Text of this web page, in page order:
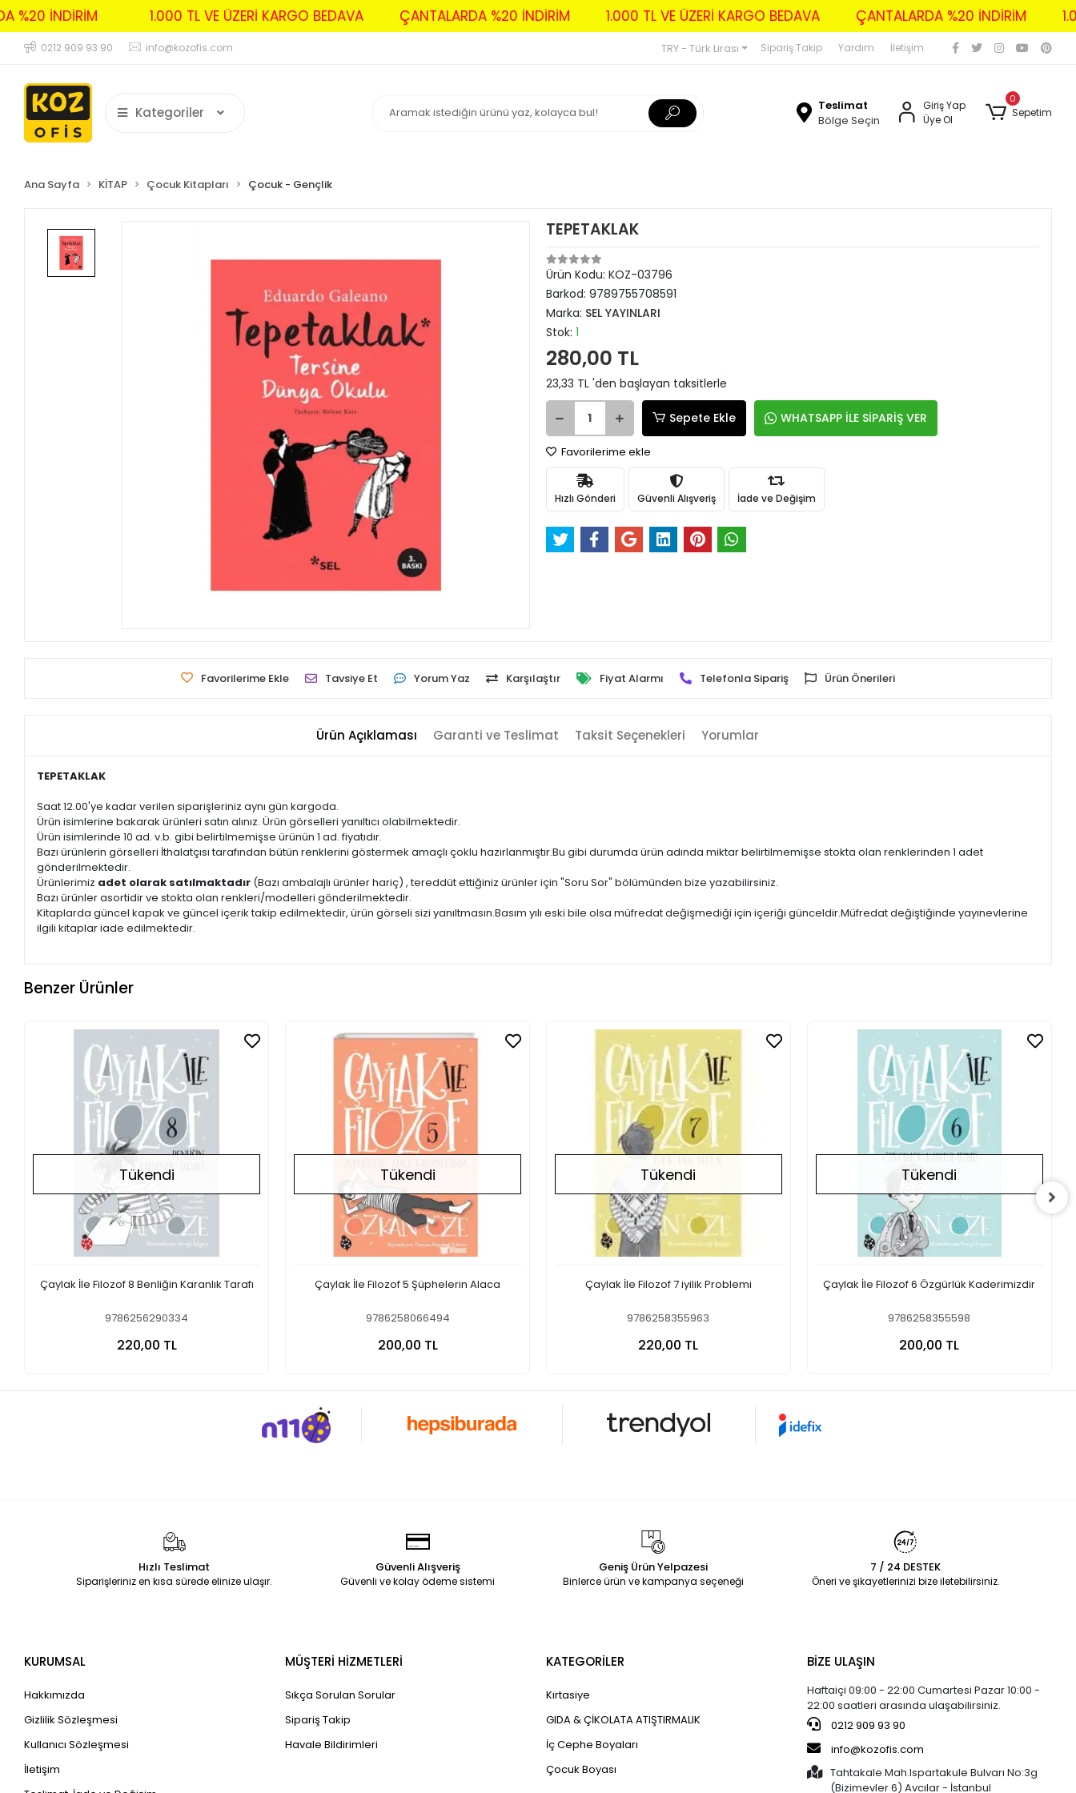
%20 İNDİRİM 1.000 TL VE ÜZERİ KARGO BEDAVA ÇANTALARDA %20 İNDİRİM 1.000 TL VE ÜZERİ KARGO BEDAVA ÇANTALARDA %20 İNDİRİM
0212 909 93 90 info@kozofis.com TRY - Türk Lirası Sipariş Takip Yardım İletişim
Kategoriler
Teslimat
Bölge Seçin
Giriş Yap
Üye Ol
0
Sepetim
Ana Sayfa KİTAP Çocuk Kitapları Çocuk - Gençlik
TEPETAKLAK
Ürün Kodu: KOZ-03796
Barkod: 9789755708591
Marka: SEL YAYINLARI
Stok: 1
280,00 TL
23,33 TL 'den başlayan taksitlerle
Sepete Ekle WHATSAPP İLE SİPARİŞ VER
Favorilerime ekle
Hızlı Gönderi Güvenli Alışveriş İade ve Değişim
Favorilerime Ekle Tavsiye Et Yorum Yaz Karşılaştır Fiyat Alarmı Telefonla Sipariş Ürün Önerileri
Ürün Açıklaması Garanti ve Teslimat Taksit Seçenekleri Yorumlar
TEPETAKLAK
Saat 12.00'ye kadar verilen siparişleriniz aynı gün kargoda.
Ürün isimlerine bakarak ürünleri satın alınız. Ürün görselleri yanıltıcı olabilmektedir.
Ürün isimlerinde 10 ad. v.b. gibi belirtilmemişse ürünün 1 ad. fiyatıdır.
Bazı ürünlerin görselleri İthalatçısı tarafından bütün renklerini göstermek amaçlı çoklu hazırlanmıştır.Bu gibi durumda ürün adında miktar belirtilmemişse stokta olan renklerinden 1 adet
gönderilmektedir.
Ürünlerimiz adet olarak satılmaktadır (Bazı ambalajlı ürünler hariç) , tereddüt ettiğiniz ürünler için "Soru Sor" bölümünden bize yazabilirsiniz.
Bazı ürünler asortidir ve stokta olan renkleri/modelleri gönderilmektedir.
Kitaplarda güncel kapak ve güncel içerik takip edilmektedir, ürün görseli sizi yanıltmasın.Basım yılı eski bile olsa müfredat değişmediği için içeriği günceldir.Müfredat değiştiğinde yayınevlerine
ilgili kitaplar iade edilmektedir.
Benzer Ürünler
Tükendi
Çaylak İle Filozof 8 Benliğin Karanlık Tarafı
9786256290334
220,00 TL
Tükendi
Çaylak İle Filozof 5 Şüphelerin Alaca
9786258066494
200,00 TL
Tükendi
Çaylak İle Filozof 7 iyilik Problemi
9786258355963
220,00 TL
Tükendi
Çaylak İle Filozof 6 Özgürlük Kaderimizdir
9786258355598
200,00 TL
Hızlı Teslimat
Siparişleriniz en kısa sürede elinize ulaşır.
Güvenli Alışveriş
Güvenli ve kolay ödeme sistemi
Geniş Ürün Yelpazesi
Binlerce ürün ve kampanya seçeneği
7 / 24 DESTEK
Öneri ve şikayetlerinizi bize iletebilirsiniz.
KURUMSAL
Hakkımızda
Gizlilik Sözleşmesi
Kullanıcı Sözleşmesi
İletişim
MÜŞTERİ HİZMETLERİ
Sıkça Sorulan Sorular
Sipariş Takip
Havale Bildirimleri
KATEGORİLER
Kırtasiye
GIDA & ÇİKOLATA ATIŞTIRMALIK
İç Cephe Boyaları
Çocuk Boyası
BİZE ULAŞIN
Haftaiçi 09:00 - 22:00 Cumartesi Pazar 10:00 -
22:00 saatleri arasında ulaşabilirsiniz.
0212 909 93 90
info@kozofis.com
Tahtakale Mah.Ispartakule Bulvarı No:3g
(Bizimevler 6) Avcılar - İstanbul